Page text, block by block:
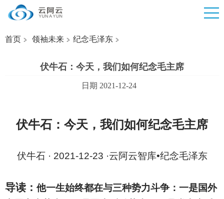
首页 领袖未来 纪念毛泽东
伏牛石：今天，我们如何纪念毛主席
日期 2021-12-24
伏牛石：今天，我们如何纪念毛主席
伏牛石 · 2021-12-23 ·云阿云智库•纪念毛泽东
导读： 他一生始终都在与三种势力斗争：一是国外